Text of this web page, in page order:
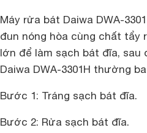
Máy rửa bát Daiwa DWA-
đun nóng hòa cùng chất tẩy
lớn để làm sạch bát đĩa,
Daiwa DWA-3301H thường
Bước 1: Tráng sạch bát đĩa.
Bước 2: Rửa sạch bát đĩa.